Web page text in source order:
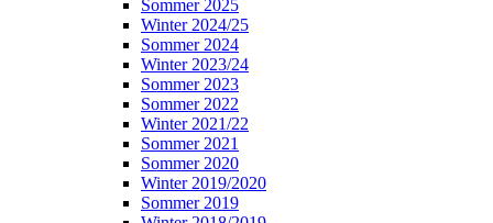
Sommer 2025
Winter 2024/25
Sommer 2024
Winter 2023/24
Sommer 2023
Sommer 2022
Winter 2021/22
Sommer 2021
Sommer 2020
Winter 2019/2020
Sommer 2019